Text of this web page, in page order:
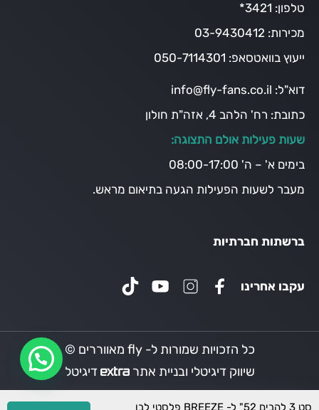
סט 3 להבים 52" ל- BREEZE פלסטי לבן
טלפון: 3421*
מכירות: 03-9430412
ייעוץ בוואטסאפ: 050-7114301
דוא"ל: info@fly-fans.co.il
כתובת: רח' הלהב 4, אזה"ת חולון
שעות פעילות אולם התצוגה:
בימים א' – ה' 08:00-17:00
מעבר לשעות הפעילות הגעה בתיאום מראש.
ברשתות חברתיות
עקבו אחרינו
כל הזכויות שמורות ל- fly מאווררים ©
שיווק דיגיטלי ובניית אתר
דיגיטל